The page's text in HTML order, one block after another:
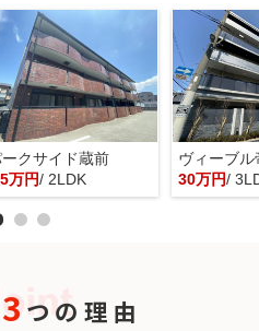
クサイド蔵前
万円/ 2LDK
ヴィーブル
30万円/
3 つの理由